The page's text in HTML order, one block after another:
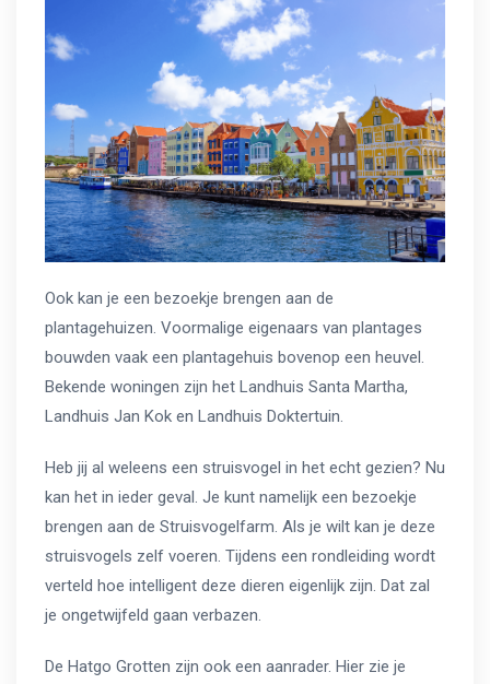
Ook kan je een bezoekje brengen aan de
plantagehuizen. Voormalige eigenaars van plantages
bouwden vaak een plantagehuis bovenop een heuvel.
Bekende woningen zijn het Landhuis Santa Martha,
Landhuis Jan Kok en Landhuis Doktertuin.
Heb jij al weleens een struisvogel in het echt gezien? Nu
kan het in ieder geval. Je kunt namelijk een bezoekje
brengen aan de Struisvogelfarm. Als je wilt kan je deze
struisvogels zelf voeren. Tijdens een rondleiding wordt
verteld hoe intelligent deze dieren eigenlijk zijn. Dat zal
je ongetwijfeld gaan verbazen.
De Hatgo Grotten zijn ook een aanrader. Hier zie je